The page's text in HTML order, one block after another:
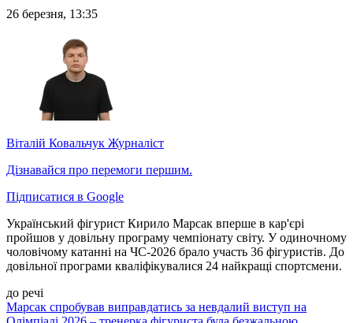
26 березня, 13:35
Віталій Ковальчук Журналіст
Дізнавайся про перемоги першим.
Підписатися в Google
Український фігурист Кирило Марсак вперше в кар'єрі
пройшов у довільну програму чемпіонату світу. У одиночному
чоловічому катанні на ЧС-2026 брало участь 36 фігуристів. До
довільної програми кваліфікувалися 24 найкращі спортсмени.
до речі
Марсак спробував виправдатись за невдалий виступ на